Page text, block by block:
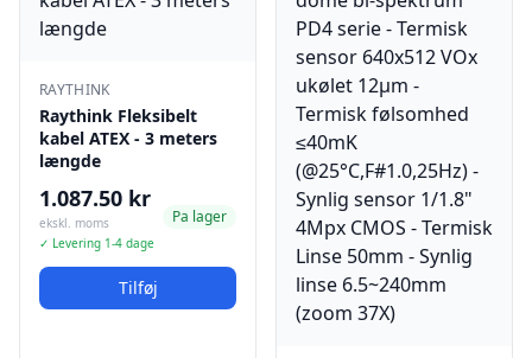
RAYTHINK
Raythink Fleksibelt
kabel ATEX - 3 meters
længde
1.087.50 kr
ekskl. moms
✓ Levering 1-4 dage
Pa lager
Tilføj